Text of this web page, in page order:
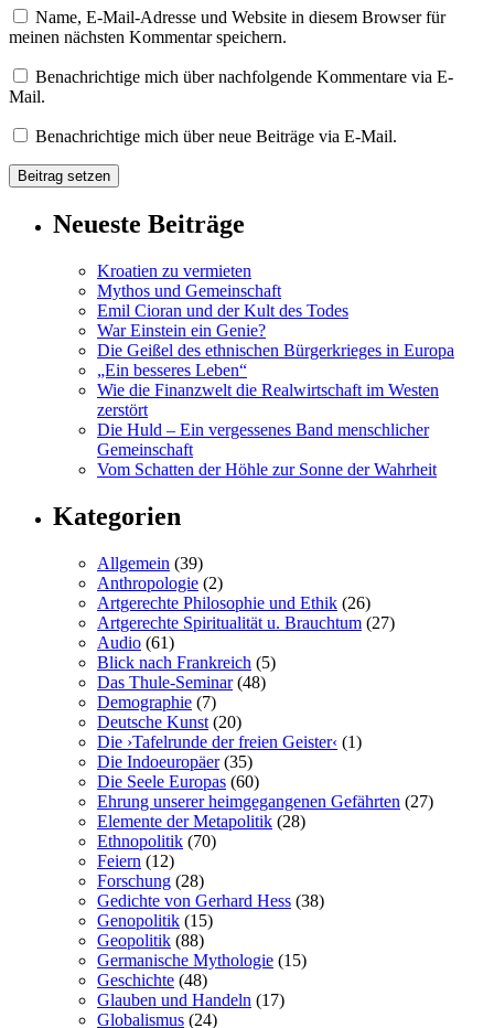
Name, E-Mail-Adresse und Website in diesem Browser für
meinen nächsten Kommentar speichern.
Benachrichtige mich über nachfolgende Kommentare via E-
Mail.
Benachrichtige mich über neue Beiträge via E-Mail.
Neueste Beiträge
Kroatien zu vermieten
Mythos und Gemeinschaft
Emil Cioran und der Kult des Todes
War Einstein ein Genie?
Die Geißel des ethnischen Bürgerkrieges in Europa
„Ein besseres Leben“
Wie die Finanzwelt die Realwirtschaft im Westen
zerstört
Die Huld – Ein vergessenes Band menschlicher
Gemeinschaft
Vom Schatten der Höhle zur Sonne der Wahrheit
Kategorien
Allgemein (39)
Anthropologie (2)
Artgerechte Philosophie und Ethik (26)
Artgerechte Spiritualität u. Brauchtum (27)
Audio (61)
Blick nach Frankreich (5)
Das Thule-Seminar(48)
Demographie (7)
Deutsche Kunst (20)
Die ›Tafelrunde der freien Geister‹ (1)
Die Indoeuropäer(35)
Die Seele Europas (60)
Ehrung unserer heimgegangenen Gefährten (27)
Elemente der Metapolitik (28)
Ethnopolitik (70)
Feiern (12)
Forschung (28)
Gedichte von Gerhard Hess (38)
Genopolitik (15)
Geopolitik (88)
Germanische Mythologie (15)
Geschichte (48)
Glauben und Handeln (17)
Globalismus (24)